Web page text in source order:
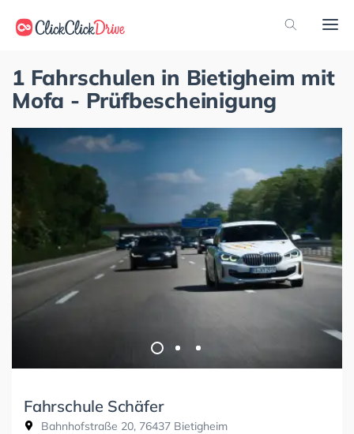
1 Fahrschulen in Bietigheim mit
Mofa - Prüfbescheinigung
Fahrschule Schäfer
Bahnhofstraße 20, 76437 Bietigheim